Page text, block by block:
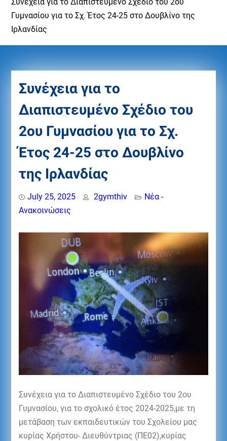
Γυμνασίου για το Σχ. Έτος 24-25 στο Δουβλίνο της
Ιρλανδίας
Συνέχεια για το
Διαπιστευμένο Σχέδιο του
2ου Γυμνασίου για το Σχ.
Έτος 24-25 στο Δουβλίνο
της Ιρλανδίας
July 25, 2025 2gymthiv
Νέα -
Ανακοινώσεις
Συνέχεια για το Διαπιστευμένο Σχέδιο του 2ου
Γυμνασίου, για το σχολικό έτος 2024-2025,με τη
μετάβαση των εκπαιδευτικών του Σχολείου μας
κυρίας Χρήστου- Διευθύντριας (ΠΕ02),κυρίας